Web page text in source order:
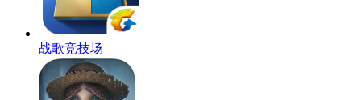
战歌竞技场